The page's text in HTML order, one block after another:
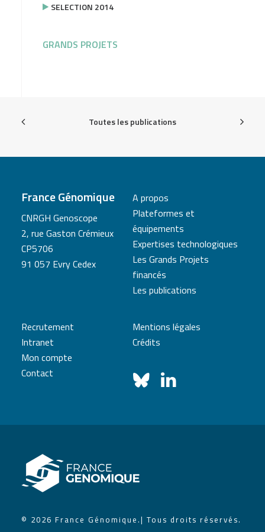
SELECTION 2014
GRANDS PROJETS
Toutes les publications
France Génomique
CNRGH Genoscope
2, rue Gaston Crémieux
CP5706
91 057 Evry Cedex
A propos
Plateformes et
équipements
Expertises technologiques
Les Grands Projets
financés
Les publications
Recrutement
Intranet
Mon compte
Contact
Mentions légales
Crédits
© 2026 France Génomique.| Tous droits réservés.